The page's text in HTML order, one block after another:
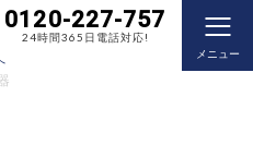
0120-227-757
24時間365日電話対応!
メニュー